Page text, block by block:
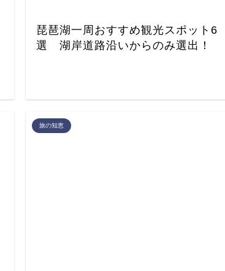
琵琶湖一周おすすめ観光スポット6
選 湖岸道路沿いからのみ選出！
旅の知恵